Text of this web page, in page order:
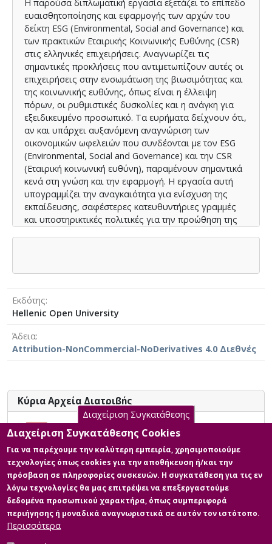
Η παρούσα διπλωματική εργασία εξετάζει το επίπεδο
ευαισθητοποίησης και εφαρμογής των αρχών του
δείκτη ESG (Environmental, Social and Governance) και
των πρακτικών Εταιρικής Κοινωνικής Ευθύνης (CSR)
στις ελληνικές επιχειρήσεις. Αναγνωρίζει τις
σημαντικές προκλήσεις που αντιμετωπίζουν αυτές οι
επιχειρήσεις στην ενσωμάτωση της βιωσιμότητας και
της κοινωνικής ευθύνης, όπως είναι η έλλειψη
πόρων, οι ρυθμιστικές δυσκολίες και η ανάγκη για
εξειδικευμένο προσωπικό. Τα ευρήματα δείχνουν ότι,
αν και υπάρχει αυξανόμενη αναγνώριση των
οικονομικών ωφελειών που συνδέονται με τον ESG
(Environmental, Social and Governance) και την CSR
(Εταιρική κοινωνική ευθύνη), παραμένουν σημαντικά
κενά στη γνώση και την εφαρμογή. Η εργασία αυτή
υπογραμμίζει την αναγκαιότητα για ενίσχυση της
εκπαίδευσης, σαφέστερες κατευθυντήριες γραμμές
και υποστηρικτικές πολιτικές για την προώθηση της
Εκδότης
Hellenic Open University
Άδεια
Attribution-NonCommercial-NoDerivatives 4.0 Διεθνές
Κύρια Αρχεία Διατριβής
Ο Δείκτης ESG (Environmental,
Social and Governance), η Εταιρική
Κοινωνική Ευθύνη (CSR) και η
Βιώσιμη Ανάπτυξη και Διαχείριση
του Περιβάλλοντος στις Ελληνικές
Επιχειρήσεις
Περιγραφή:
158710_ΔΗΜΗΤΡΙΟΥ_ΒΑΙΑ.pdf
Διαχείριση Συγκατάθεσης
Διαχείριση Συγκατάθεσης Cookies
Για να παρέχουμε την καλύτερη εμπειρία, χρησιμοποιούμε
τεχνολογίες όπως cookies για την αποθήκευση ή/και την
πρόσβαση σε πληροφορίες συσκευών. Η συγκατάθεση για τις εν
λόγω τεχνολογίες θα μας επιτρέψει να επεξεργαστούμε
δεδομένα προσωπικού χαρακτήρα, όπως συμπεριφορά
περιήγησης ή μοναδικά αναγνωριστικά σε αυτόν τον ιστότοπο.
Περισσότερα